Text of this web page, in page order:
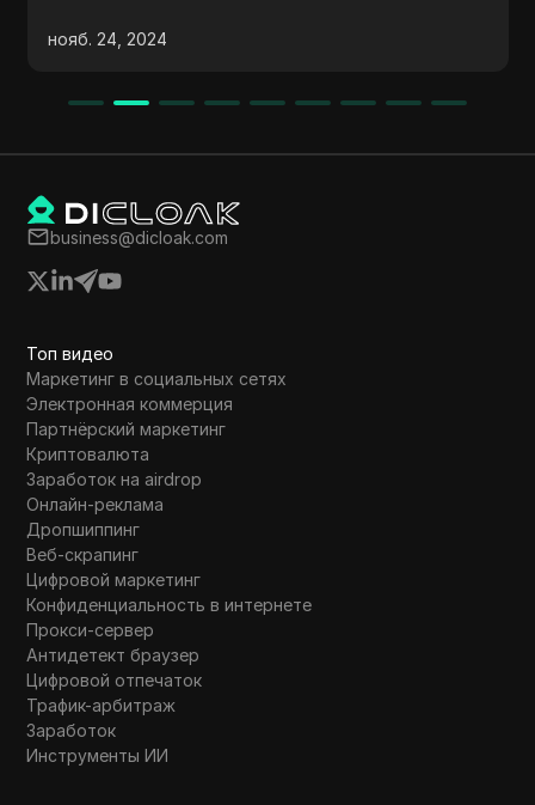
капч, клик по рекламе и участие в вызовах
для накопления токенов. Видеоурок
перца и предоставляет информацию об
нояб. 24, 2024
business@dicloak.com
Топ видео
Маркетинг в социальных сетях
Электронная коммерция
Партнёрский маркетинг
Криптовалюта
Заработок на airdrop
Онлайн-реклама
Дропшиппинг
Веб-скрапинг
Цифровой маркетинг
Конфиденциальность в интернете
Прокси-сервер
Антидетект браузер
Цифровой отпечаток
Трафик-арбитраж
Заработок
Инструменты ИИ